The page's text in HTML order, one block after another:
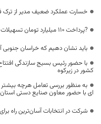
خسارت عملکرد ضعیف مدیر از
?پرداخت ۱۱۰ میلیارد تومان تسهیلات دامدار کارت در استان
باید نشان دهیم که خراسان جنوبی
با حضور رئیس بسیج سازندگی
کشور در زیرکوه
به منظور بررسی تعامل هرچه
ای با حضور معاون صنایع دستی استان
شرکت در انتخابات آسان‌ترین راه